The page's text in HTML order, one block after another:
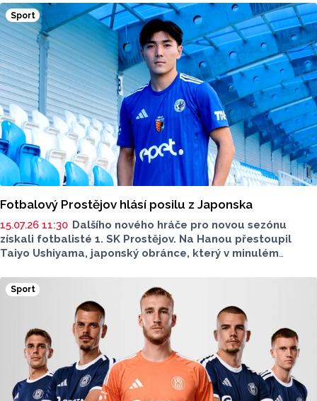
tréninková hřiště, nové šatny či prostory pro regeneraci.
Více ke změnám a novinkám sdělil pro Report tiskový
mluvčí SK Sigma Olomouc Jiří Fišara.
Sport
Fotbalový Prostějov hlásí posilu z Japonska
15.07.26 11:30 Dalšího nového hráče pro novou sezónu
získali fotbalisté 1. SK Prostějov. Na Hanou přestoupil
Taiyo Ushiyama, japonský obránce, který v minulém
napsal na svém webu.
Sport